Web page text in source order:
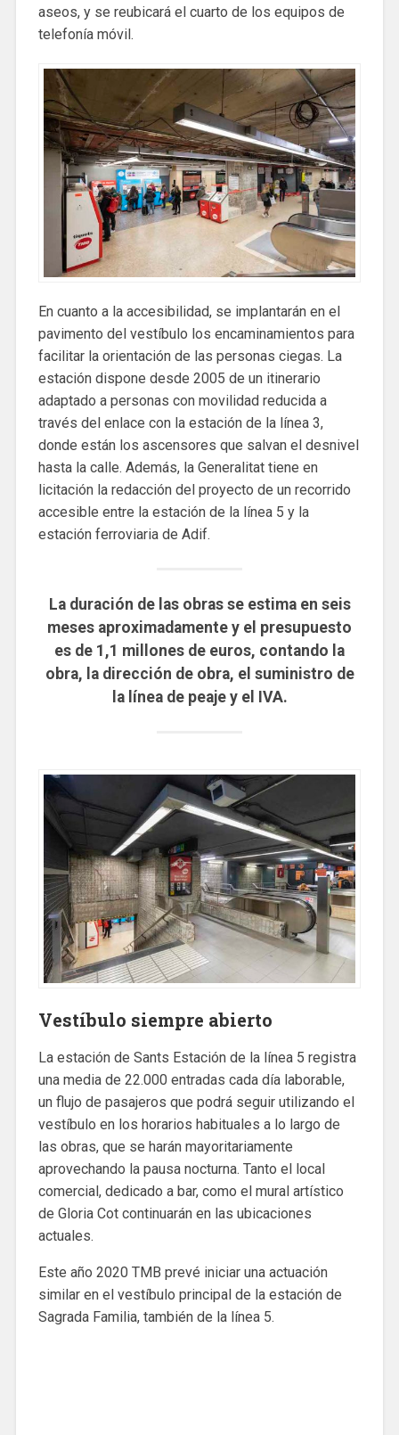
aseos, y se reubicará el cuarto de los equipos de
telefonía móvil.
En cuanto a la accesibilidad, se implantarán en el
pavimento del vestíbulo los encaminamientos para
facilitar la orientación de las personas ciegas. La
estación dispone desde 2005 de un itinerario
adaptado a personas con movilidad reducida a
través del enlace con la estación de la línea 3,
donde están los ascensores que salvan el desnivel
hasta la calle. Además, la Generalitat tiene en
licitación la redacción del proyecto de un recorrido
accesible entre la estación de la línea 5 y la
estación ferroviaria de Adif.
La duración de las obras se estima en seis
meses aproximadamente y el presupuesto
es de 1,1 millones de euros, contando la
obra, la dirección de obra, el suministro de
la línea de peaje y el IVA.
Vestíbulo siempre abierto
La estación de Sants Estación de la línea 5 registra
una media de 22.000 entradas cada día laborable,
un flujo de pasajeros que podrá seguir utilizando el
vestíbulo en los horarios habituales a lo largo de
las obras, que se harán mayoritariamente
aprovechando la pausa nocturna. Tanto el local
comercial, dedicado a bar, como el mural artístico
de Gloria Cot continuarán en las ubicaciones
actuales.
Este año 2020 TMB prevé iniciar una actuación
similar en el vestíbulo principal de la estación de
Sagrada Familia, también de la línea 5.